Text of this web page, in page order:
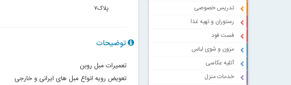
تدریس خصوصی
رستوران و تهیه غذا
فست فود
مزون و شوی لباس
آتلیه عکاسی
خدمات منزل
پلاک۷
توضیحات
تعمیرات مبل روبن
تعویض رویه انواع مبل های ایرانی و خارجی